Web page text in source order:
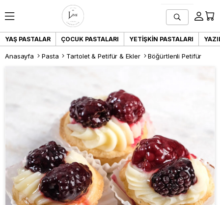
YAŞ PASTALAR ÇOCUK PASTALARI YETIŞKIN PASTALARI
Anasayfa Pasta Tartolet & Petifür & Ekler Böğürtlenli Petifür